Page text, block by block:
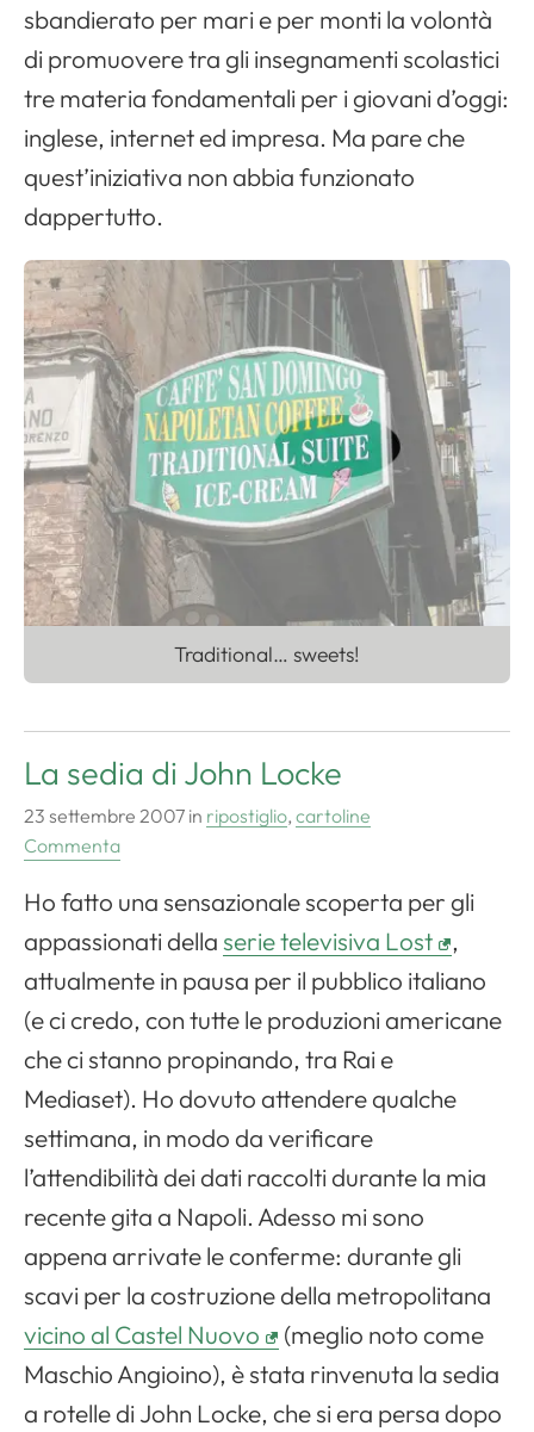
sbandierato per mari e per monti la volontà
di promuovere tra gli insegnamenti scolastici
tre materia fondamentali per i giovani d’oggi:
inglese, internet ed impresa. Ma pare che
quest’iniziativa non abbia funzionato
dappertutto.
Traditional… sweets!
La sedia di John Locke
23 settembre 2007 in ripostiglio, cartoline
Commenta
Ho fatto una sensazionale scoperta per gli
appassionati dellaserie televisiva Lost
,
attualmente in pausa per il pubblico italiano
(e ci credo, con tutte le produzioni americane
che ci stanno propinando, tra Rai e
Mediaset). Ho dovuto attendere qualche
settimana, in modo da verificare
l’attendibilità dei dati raccolti durante la mia
recente gita a Napoli. Adesso mi sono
appena arrivate le conferme: durante gli
scavi per la costruzione della metropolitana
vicino al Castel Nuovo
(meglio noto come
Maschio Angioino), è stata rinvenuta la sedia
a rotelle di John Locke, che si era persa dopo